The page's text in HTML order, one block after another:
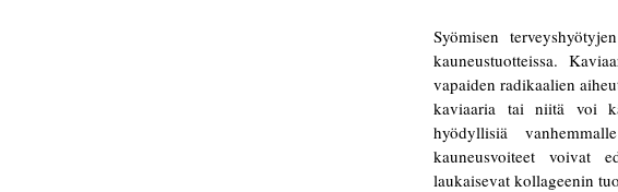
Syömisen
kauneustuotteissa.
vapaiden radikaalien
kaviaaria tai niitä voi
hyödyllisiä
kauneusvoiteet voivat
laukaisevat kollageenin